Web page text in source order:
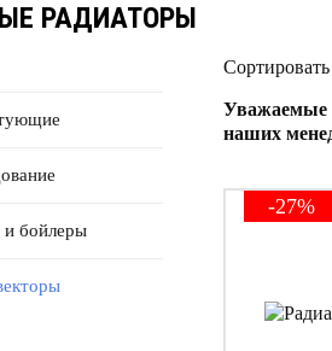
РАДИАТОРЫ
и бойлеры
Уважаемые
наших
-27%